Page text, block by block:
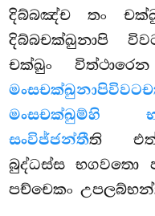
දිබ්බඤ්ච තං
දිබ්බචක්ඛුනාපි
චක්ඛුං
මංසචක්ඛුනාපි
මංසචක්ඛුම්හි
සංවිජ්ජන්තීති
බුද්ධස්ස භගවතො
පච්චෙකං